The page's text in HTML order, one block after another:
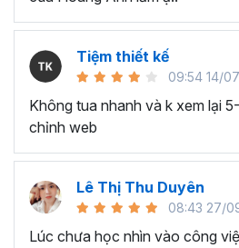
dụng đã lâu nhưng chỉ biết
chưa biết cách tối ưu cho
Nhân viên văn phòng, người
việc với dữ liệu, phân tích và
Excel để quản lý dữ liệu, lên
tích và đưa ra quyết định
Sinh viên, giảng viên cần sử
phục vụ mục đích học tập
quản lý tài liệu, làm bài tập
….
Tiệm thiết kế
09:54 14/
Không tua nhanh và k xem lại
chỉnh web
Lê Thị Thu Duyên
08:43 27/
Lúc chưa học nhìn vào công